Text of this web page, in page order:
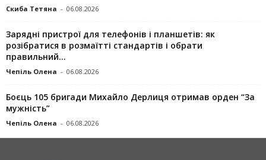
Скиба Тетяна - 06.08.2026
Зарядні пристрої для телефонів і планшетів: як
розібратися в розмаїтті стандартів і обрати
правильний...
Чепіль Олена - 06.08.2026
Боєць 105 бригади Михайло Дерлиця отримав орден “За
мужність”
Чепіль Олена - 06.08.2026